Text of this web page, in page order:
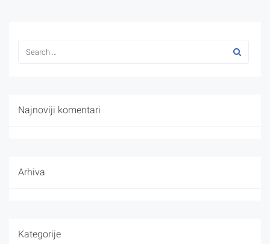
Najnoviji komentari
Arhiva
Kategorije